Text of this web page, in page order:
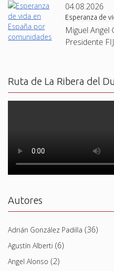
04.08.2026
Esperanza de
Miguel Angel
Presidente
Ruta de La Ribera del
Autores
Adrián González Padilla (36)
Agustín Alberti (6)
Angel Alonso (2)